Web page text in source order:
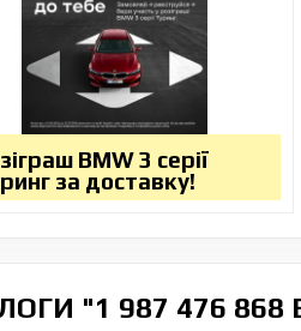
BMW 3 серії
за доставку!
"1 987 476 868